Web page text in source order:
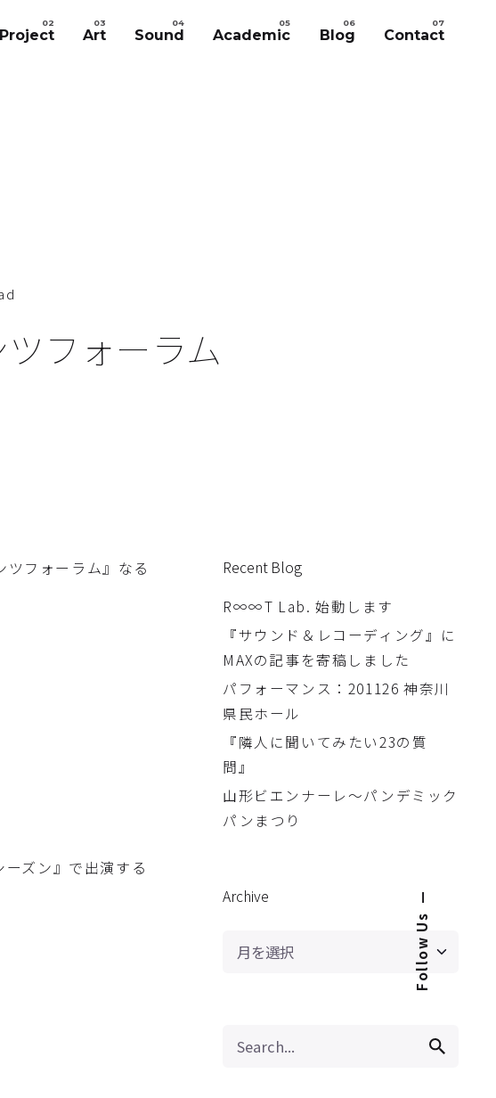
Follow Us
—
Project Art Sound Academic Blog Contact
フォーラム
フォーラム』なる
ズン』で出演する
Recent Blog
R∞∞T Lab. 始動します
『サウンド＆レコーディング』に
MAXの記事を寄稿しました
パフォーマンス：201126 神奈川
県民ホール
『隣人に聞いてみたい23の質
問』
山形ビエンナーレ〜パンデミック
パンまつり
Archive